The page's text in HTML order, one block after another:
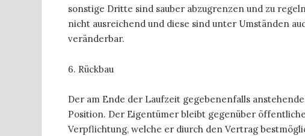
sonstige Dritte sind sauber abzugrenzen und zu
nicht ausreichend und diese sind unter Umständen
veränderbar.
6. Rückbau
Der am Ende der Laufzeit gegebenenfalls
Position. Der Eigentümer bleibt gegenüber
Verpflichtung, welche er diurch den Vertrag